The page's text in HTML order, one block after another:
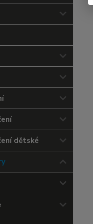
dětské